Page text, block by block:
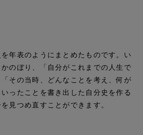
年表のようにまとめたものです。い
のぼり、「自分がこれまでの人生で
その当時、どんなことを考え、何が
ったことを書き出した自分史を作る
見つめ直すことができます。